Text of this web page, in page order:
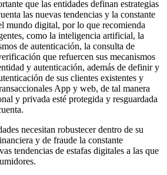
que las entidades definan estrategias
las nuevas tendencias y la constante
mundo digital, por lo que recomienda
como la inteligencia artificial, la
de autenticación, la consulta de
que refuercen sus mecanismos
y autenticación, además de definir y
de sus clientes existentes y
App y web, de tal manera
y privada esté protegida y resguardada
necesitan robustecer dentro de su
y de fraude la constante
tendencias de estafas digitales a las que